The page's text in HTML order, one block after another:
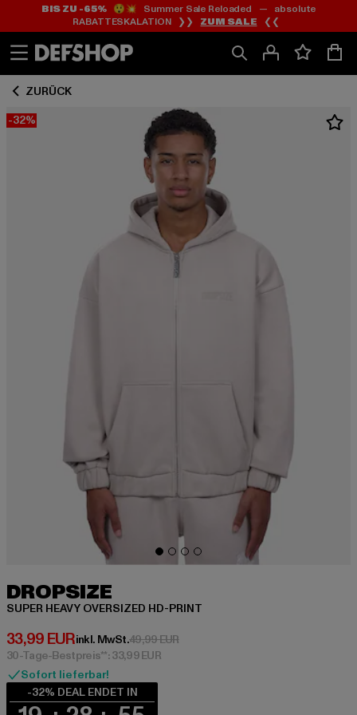
Zum
Inhalt
springen
Zum
Fußzeile
springen
BIS ZU -65%😲💥 Summer Sale Reloaded — absolute
RABATTESKALATION ❯❯ ZUM SALE ❮❮
ZURÜCK
-32%
DROPSIZE
SUPER HEAVY OVERSIZED HD-PRINT
33,99 EUR
Derzeitiger Preis: 33,99 EUR
inkl. MwSt.49,99 EURAktionspreis: 49,99 EUR
30-Tage-Bestpreis**: 33,99 EUR
Sofort lieferbar!
-32% DEAL ENDET IN